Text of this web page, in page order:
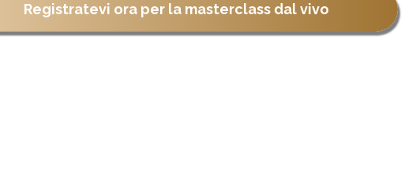
Registratevi ora per la masterclass dal vivo